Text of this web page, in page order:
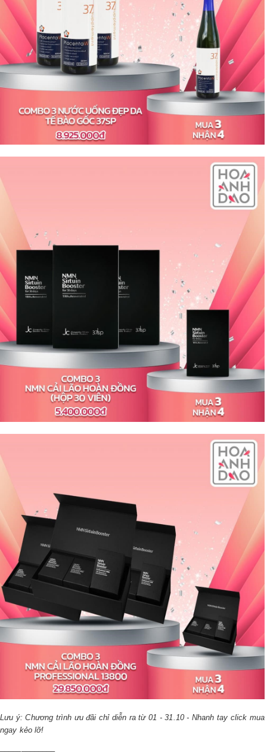
Lưu ý: Chương trình ưu đãi chỉ diễn ra từ 01 - 31.10 - Nhanh tay click mua
ngay kẻo lỡ!
–––––––––––––